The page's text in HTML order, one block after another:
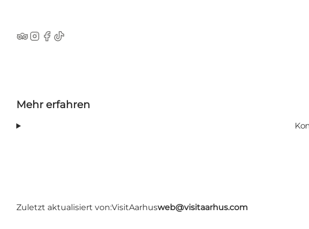
TripAdvisor
Instagram
Facebook
TikTok
Mehr erfahren
Zuletzt aktualisiert von:VisitAarhusweb@visitaarhus.com